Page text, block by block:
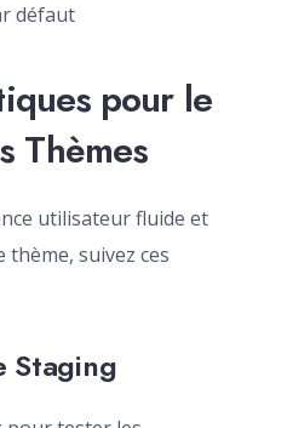
défaut
pour le
Thèmes
utilisateur fluide et
suivez ces
Staging